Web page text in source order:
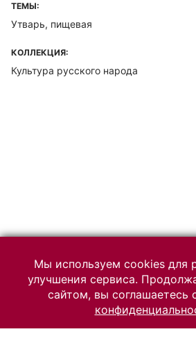
ТЕМЫ:
Утварь, пищевая
КОЛЛЕКЦИЯ:
Культура русского народа
Мы используем cookies для
улучшения сервиса.
сайтом, вы соглашаетесь